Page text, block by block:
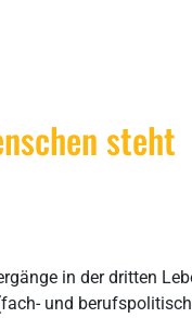
steht
in der dritten
und